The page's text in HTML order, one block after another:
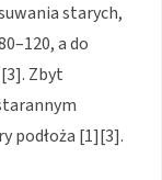
starych,
a do
Zbyt
podłoża [1][3].